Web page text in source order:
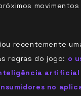
movimentos
recentemente
regras do jogo: o
artificial
no